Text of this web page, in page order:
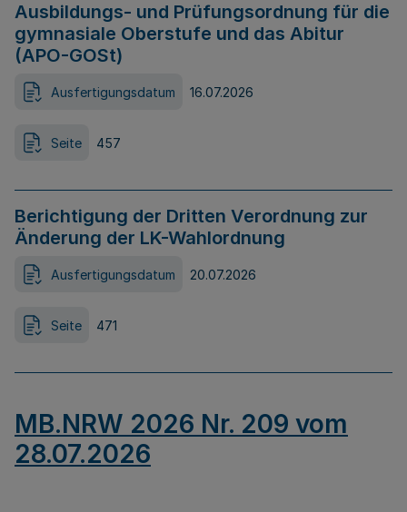
Ausbildungs- und Prüfungsordnung für die
gymnasiale Oberstufe und das Abitur
(APO-GOSt)
Ausfertigungsdatum 16.07.2026
Seite 457
Berichtigung der Dritten Verordnung zur
Änderung der LK-Wahlordnung
Ausfertigungsdatum 20.07.2026
Seite 471
MB.NRW 2026 Nr. 209 vom
28.07.2026